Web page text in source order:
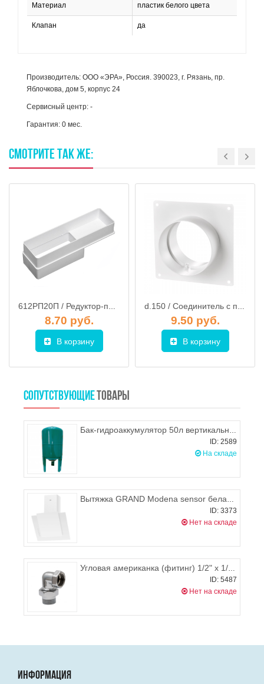
Материал пластик белого цвета
Клапан да
Производитель: ООО «ЭРА», Россия. 390023, г. Рязань, пр.
Яблочкова, дом 5, корпус 24
Сервисный центр: -
Гарантия: 0 мес.
СМОТРИТЕ ТАКЖЕ:
612РП20П / Редуктор-переход для плоских каналов 60х120 - 60х204, ЭРА
8.70 руб.
В корзину
d.150 / Соединитель с пластиной настенной d.150 (фланец)
9.50 руб.
В корзину
СОПУТСТВУЮЩИЕ ТОВАРЫ
Бак-гидроаккумулятор 50л вертикальный, MAXPUMP
ID: 2589
На складе
Вытяжка GRAND Modena sensor белая (60 см)
ID: 3373
Нет на складе
Угловая американка (фитинг) 1/2" х 1/2", пара
ID: 5487
Нет на складе
ИНФОРМАЦИЯ